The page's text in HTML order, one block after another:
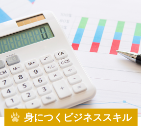
身につくビジネススキル